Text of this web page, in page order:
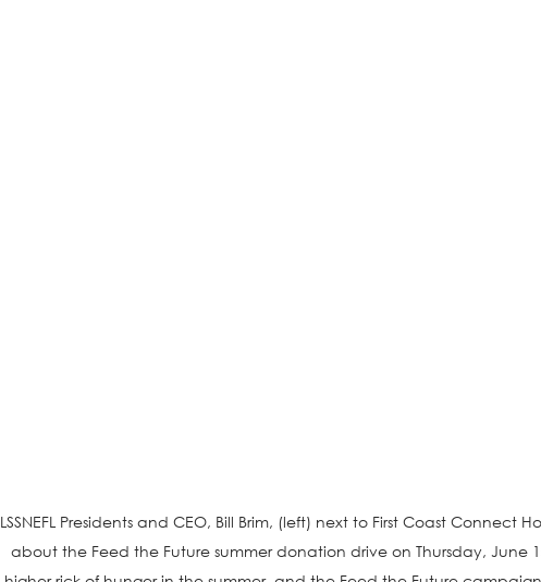
LSSNEFL Presidents and CEO, Bill Brim, (left) next to First Coast Connect
about the Feed the Future summer donation drive on Thursday, June